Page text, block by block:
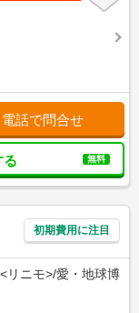
電話で問合せ
る 無料
初期費用に注目
リニモ>/愛・地球博